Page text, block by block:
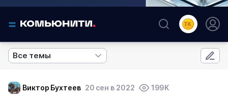
Все темы
Виктор Бухтеев 20 сен в 2022 199K